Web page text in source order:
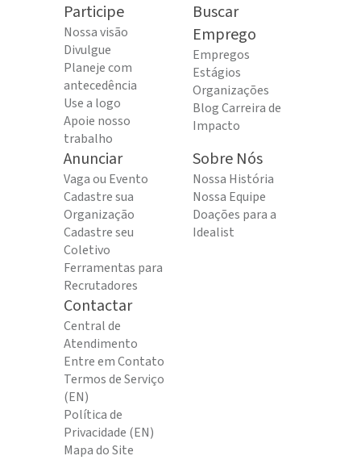
Participe
Nossa visão
Divulgue
Planeje com
antecedência
Use a logo
Apoie nosso
trabalho
Buscar
Emprego
Empregos
Estágios
Organizações
Blog Carreira de
Impacto
Anunciar
Vaga ou Evento
Cadastre sua
Organização
Cadastre seu
Coletivo
Ferramentas para
Recrutadores
Sobre Nós
Nossa História
Nossa Equipe
Doações para a
Idealist
Contactar
Central de
Atendimento
Entre em Contato
Termos de Serviço
(EN)
Política de
Privacidade (EN)
Mapa do Site